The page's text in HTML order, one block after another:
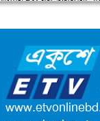
ক্যাম্পাস
টেলিভিশন
পদোন্নতি পেয়ে সচিব